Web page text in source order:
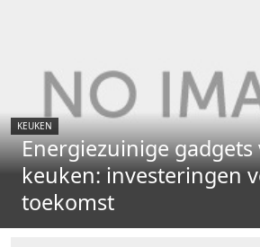
KEUKEN
Energiezuinige gadgets
keuken: investeringen
toekomst